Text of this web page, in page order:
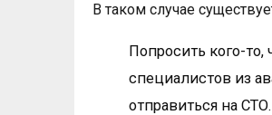
В таком случае
Попросить кого-
специалистов из
отправиться на СТО.